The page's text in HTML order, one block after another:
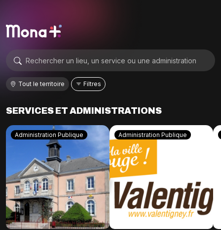
Tout le territoire Filtres
SERVICES ET ADMINISTRATIONS
Administration Publique Administration Publique